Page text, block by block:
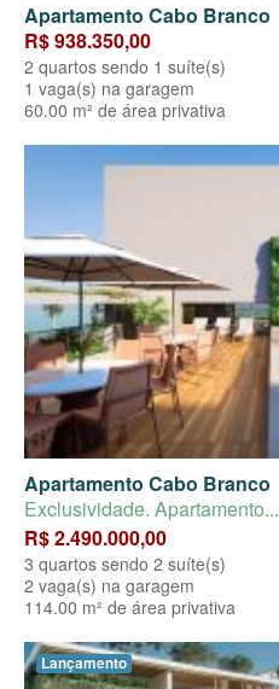
Apartamento Cabo Branco
R$ 938.350,00
2 quartos sendo 1 suíte(s)
1 vaga(s) na garagem
60.00 m² de área privativa
Apartamento Cabo Branco
Exclusividade. Apartamento...
R$ 2.490.000,00
3 quartos sendo 2 suíte(s)
2 vaga(s) na garagem
114.00 m² de área privativa
Lançamento